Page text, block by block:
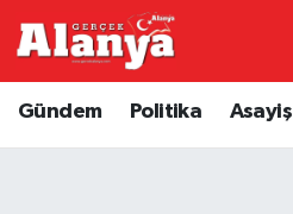
Gündem Politika Asayiş
Genel
Trafik Durumu